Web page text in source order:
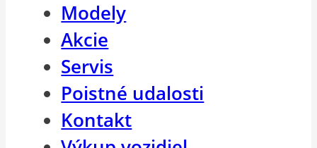
Modely
Akcie
Servis
Poistné udalosti
Kontakt